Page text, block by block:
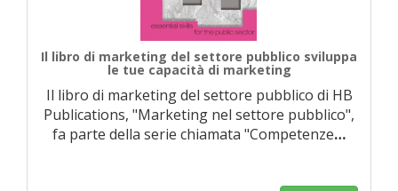
Il libro di marketing del settore pubblico sviluppa
le tue capacità di marketing
Il libro di marketing del settore pubblico di HB
Publications, "Marketing nel settore pubblico",
fa parte della serie chiamata "Competenze…